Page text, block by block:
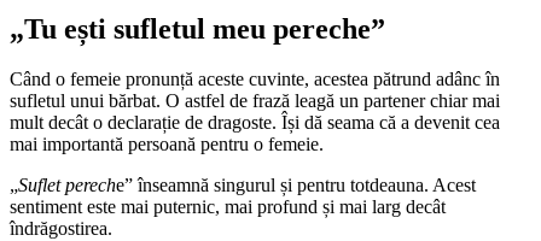
„Tu ești sufletul meu pereche”
Când o femeie pronunță aceste cuvinte, acestea pătrund adânc în
sufletul unui bărbat. O astfel de frază leagă un partener chiar mai
mult decât o declarație de dragoste. Își dă seama că a devenit cea
mai importantă persoană pentru o femeie.
„Suflet pereche” înseamnă singurul și pentru totdeauna. Acest
sentiment este mai puternic, mai profund și mai larg decât
îndrăgostirea.